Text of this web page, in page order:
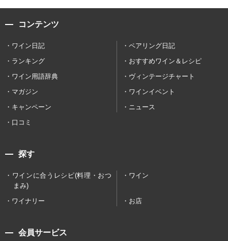
コンテンツ
ワイン日記
ペアリング日記
ランキング
おすすめワイン＆レシピ
ワイン用語辞典
ヴィンテージチャート
マガジン
ワインイベント
キャンペーン
ニュース
口コミ
探す
ワインに合うレシピ(料理・おつ
まみ)
ワイン
ワイナリー お店
会員サービス